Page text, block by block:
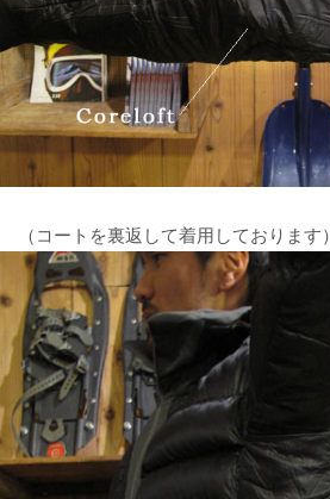
（コートを裏返して着用しております）